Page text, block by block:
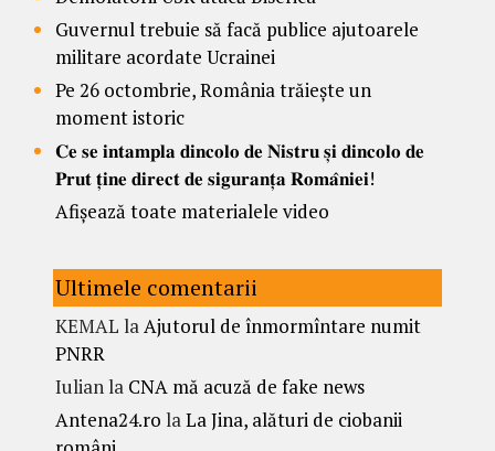
Guvernul trebuie să facă publice ajutoarele
militare acordate Ucrainei
Pe 26 octombrie, România trăiește un
moment istoric
𝐂𝐞 𝐬𝐞 𝐢𝐧𝐭𝐚𝐦𝐩𝐥𝐚 𝐝𝐢𝐧𝐜𝐨𝐥𝐨 𝐝𝐞 𝐍𝐢𝐬𝐭𝐫𝐮 𝐬̦𝐢 𝐝𝐢𝐧𝐜𝐨𝐥𝐨 𝐝𝐞
𝐏𝐫𝐮𝐭 𝐭̦𝐢𝐧𝐞 𝐝𝐢𝐫𝐞𝐜𝐭 𝐝𝐞 𝐬𝐢𝐠𝐮𝐫𝐚𝐧𝐭̦𝐚 𝐑𝐨𝐦𝐚̂𝐧𝐢𝐞𝐢!
Afișează toate materialele video
Ultimele comentarii
KEMAL laAjutorul de înmormîntare numit
PNRR
Iulianla CNA mă acuză de fake news
Antena24.ro laLa Jina, alături de ciobanii